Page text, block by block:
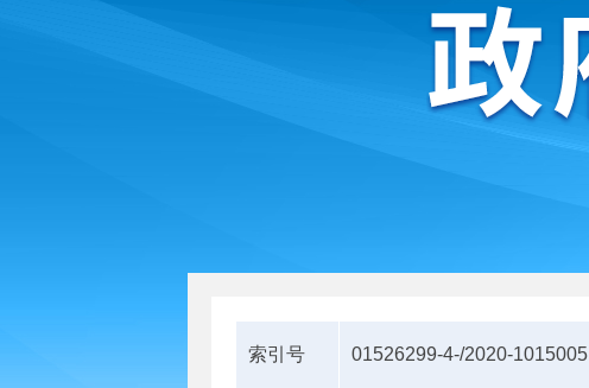
索引号 01526299-4-/2020-1015005